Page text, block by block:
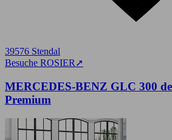
39576 Stendal
Besuche ROSIER ➚
MERCEDES-BENZ GLC 300
Premium